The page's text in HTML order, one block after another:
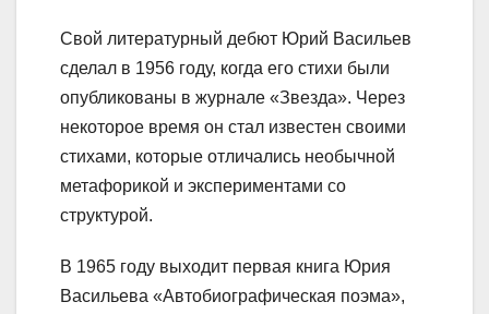
Свой литературный дебют Юрий Васильев
сделал в 1956 году, когда его стихи были
опубликованы в журнале «Звезда». Через
некоторое время он стал известен своими
стихами, которые отличались необычной
метафорикой и экспериментами со
структурой.
В 1965 году выходит первая книга Юрия
Васильева «Автобиографическая поэма»,